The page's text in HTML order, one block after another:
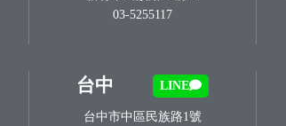
03-5255117
台中 LINE
台中市中區民族路1號